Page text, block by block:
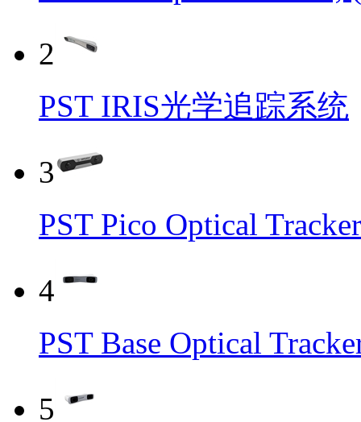
2
PST IRIS光学追踪系统
3
PST Pico Optical
4
PST Base Optical
5